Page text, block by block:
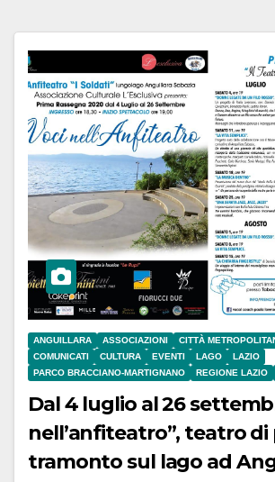
ANGUILLARA ASSOCIAZIONI CITTÀ
COMUNICATI
CULTURA EVENTI LAGO
LAZIO
PARCO BRACCIANO-MARTIGNANO
REGIONE LAZIO
Dal 4 luglio al 26
nell’anfiteatro”, teatro di
tramonto sul lago ad